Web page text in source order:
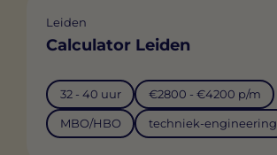
Leiden
Calculator Leiden
32 - 40 uur €2800 - €4200 p/m
MBO/HBO techniek-engineering